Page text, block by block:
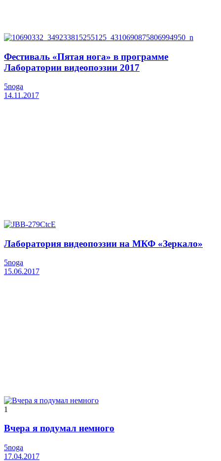
Фестиваль «Пятая нога» в программе
Лаборатории видеопоэзии 2017
5noga
14.11.2017
Лаборатория видеопоэзии на МКФ «Зеркало»
5noga
15.06.2017
1
Вчера я подумал немного
5noga
17.04.2017